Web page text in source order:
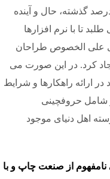
گذشته، حال و آینده
تا با نرم افزارها
علی الخصوص طراحان
کرد. در این صورت می
ارائه راهکارها و شرایط
شامل حروفچینی
اهل دنیای موجود
نامفهوم از صنعت چاپ و با